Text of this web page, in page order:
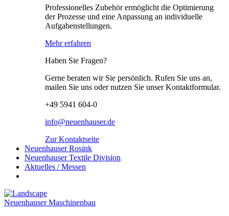
Professionelles Zubehör ermöglicht die Optimierung
der Prozesse und eine Anpassung an individuelle
Aufgabenstellungen.
Mehr erfahren
Haben Sie Fragen?
Gerne beraten wir Sie persönlich. Rufen Sie uns an,
mailen Sie uns oder nutzen Sie unser Kontaktformular.
+49 5941 604-0
info@neuenhauser.de
Zur Kontaktseite
Neuenhauser Rosink
Neuenhauser Textile Division
Aktuelles / Messen
Neuenhauser Maschinenbau